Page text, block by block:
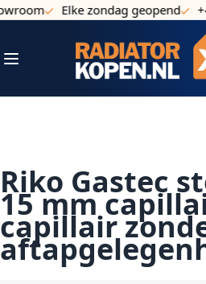
Ga naar de inhoud
Elke zondag geopend
Toggle Nav
Riko Gastec
15 mm
capillair